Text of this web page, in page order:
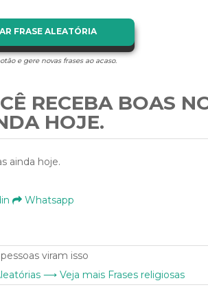
FRASE ALEATÓRIA
e gere novas frases ao acaso.
RECEBA BOAS
HOJE.
ainda hoje.
Whatsapp
pessoas viram isso
⟶ Veja mais Frases religiosas